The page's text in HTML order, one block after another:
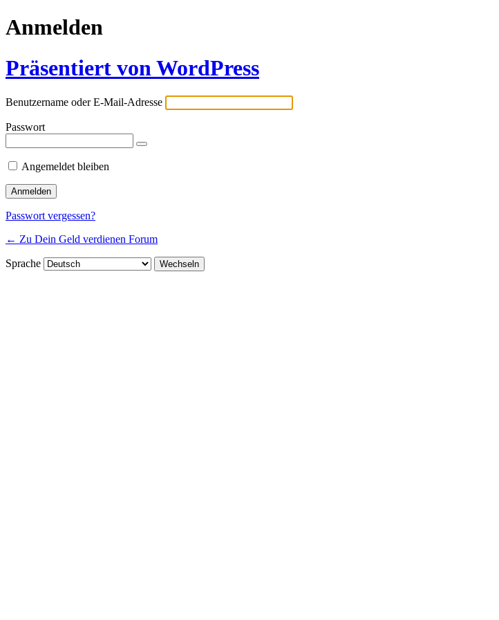
Anmelden
Präsentiert von WordPress
Benutzername oder E-Mail-Adresse
Passwort
Angemeldet bleiben
Passwort vergessen?
← Zu Dein Geld verdienen Forum
Sprache